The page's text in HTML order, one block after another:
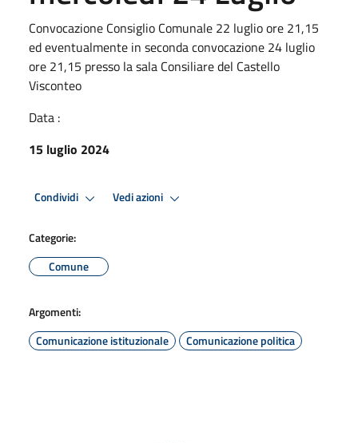
Convocazione Consiglio Comunale 22 luglio ore 21,15
ed eventualmente in seconda convocazione 24 luglio
ore 21,15 presso la sala Consiliare del Castello
Visconteo
Data :
15 luglio 2024
Condividi Vedi azioni
Categorie:
Comune
Argomenti:
Comunicazione istituzionale
Comunicazione politica